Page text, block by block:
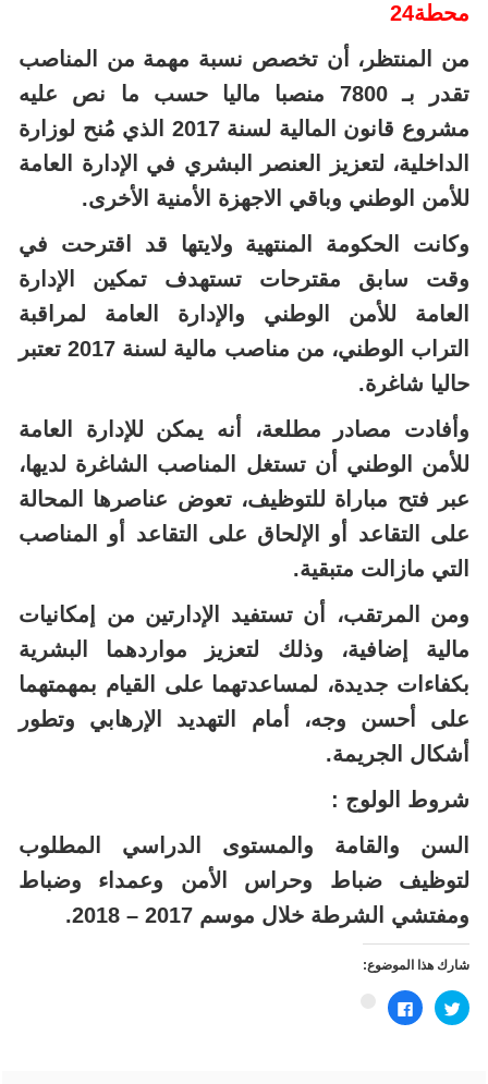
محطة24
من المنتظر، أن تخصص نسبة مهمة من المناصب
تقدر بـ 7800 منصبا ماليا حسب ما نص عليه
مشروع قانون المالية لسنة 2017 الذي مُنح لوزارة
الداخلية، لتعزيز العنصر البشري في الإدارة العامة
للأمن الوطني وباقي الاجهزة الأمنية الأخرى.
وكانت الحكومة المنتهية ولايتها قد اقترحت في
وقت سابق مقترحات تستهدف تمكين الإدارة
العامة للأمن الوطني والإدارة العامة لمراقبة
التراب الوطني، من مناصب مالية لسنة 2017 تعتبر
حاليا شاغرة.
وأفادت مصادر مطلعة، أنه يمكن للإدارة العامة
للأمن الوطني أن تستغل المناصب الشاغرة لديها،
عبر فتح مباراة للتوظيف، تعوض عناصرها المحالة
على التقاعد أو الإلحاق على التقاعد أو المناصب
التي مازالت متبقية.
ومن المرتقب، أن تستفيد الإدارتين من إمكانيات
مالية إضافية، وذلك لتعزيز مواردهما البشرية
بكفاءات جديدة، لمساعدتهما على القيام بمهمتهما
على أحسن وجه، أمام التهديد الإرهابي وتطور
أشكال الجريمة.
شروط الولوج :
السن والقامة والمستوى الدراسي المطلوب
لتوظيف ضباط وحراس الأمن وعمداء وضباط
ومفتشي الشرطة خلال موسم 2017 – 2018.
شارك هذا الموضوع:
اضغط
للمشاركة
على
انقر
للمشاركة
على